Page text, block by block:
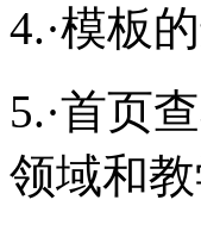
4.·模板
5.·首页
领域和教